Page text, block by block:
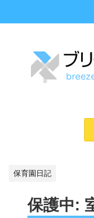
保育園日記
保護中: